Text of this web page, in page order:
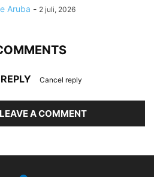
Aruba - 2 juli, 2026
Cancel reply
A COMMENT